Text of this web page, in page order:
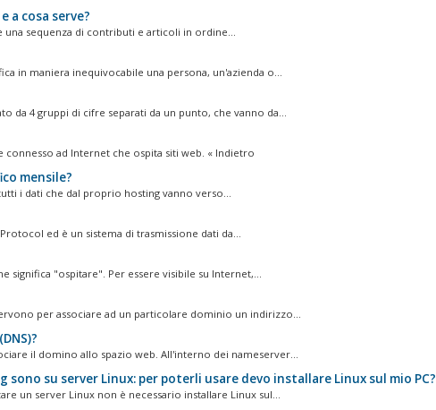
a cosa serve?
una sequenza di contributi e articoli in ordine...
in maniera inequivocabile una persona, un'azienda o...
da 4 gruppi di cifre separati da un punto, che vanno da...
ad Internet che ospita siti web. « Indietro
mensile?
i dati che dal proprio hosting vanno verso...
ed è un sistema di trasmissione dati da...
significa "ospitare". Per essere visibile su Internet,...
per associare ad un particolare dominio un indirizzo...
il domino allo spazio web. All'interno dei nameserver...
su server Linux: per poterli usare devo installare Linux sul mio PC?
un server Linux non è necessario installare Linux sul...